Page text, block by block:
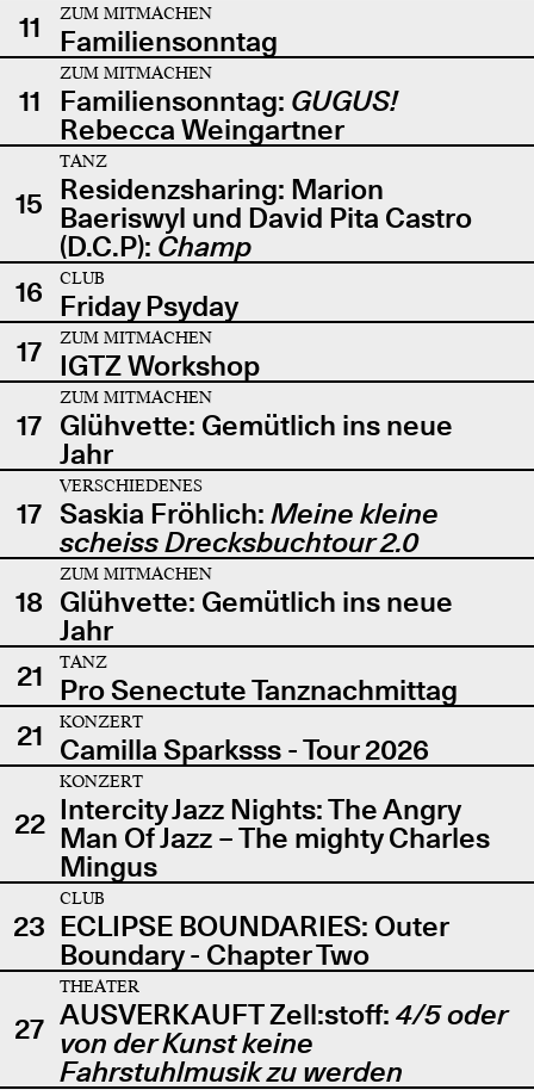
11
ZUM MITMACHEN
Familiensonntag
11
ZUM MITMACHEN
Familiensonntag: GUGUS!
Rebecca Weingartner
15
TANZ
Residenzsharing: Marion
Baeriswyl und David Pita Castro
(D.C.P): Champ
16
CLUB
Friday Psyday
17
ZUM MITMACHEN
IGTZ Workshop
17
ZUM MITMACHEN
Glühvette: Gemütlich ins neue
Jahr
17
VERSCHIEDENES
Saskia Fröhlich: Meine kleine
scheiss Drecksbuchtour 2.0
18
ZUM MITMACHEN
Glühvette: Gemütlich ins neue
Jahr
21
TANZ
Pro Senectute Tanznachmittag
21
KONZERT
Camilla Sparksss - Tour 2026
22
KONZERT
Intercity Jazz Nights: The Angry
Man Of Jazz – The mighty Charles
Mingus
23
CLUB
ECLIPSE BOUNDARIES: Outer
Boundary - Chapter Two
27
THEATER
AUSVERKAUFT Zell:stoff: 4/5 oder
von der Kunst keine
Fahrstuhlmusik zu werden